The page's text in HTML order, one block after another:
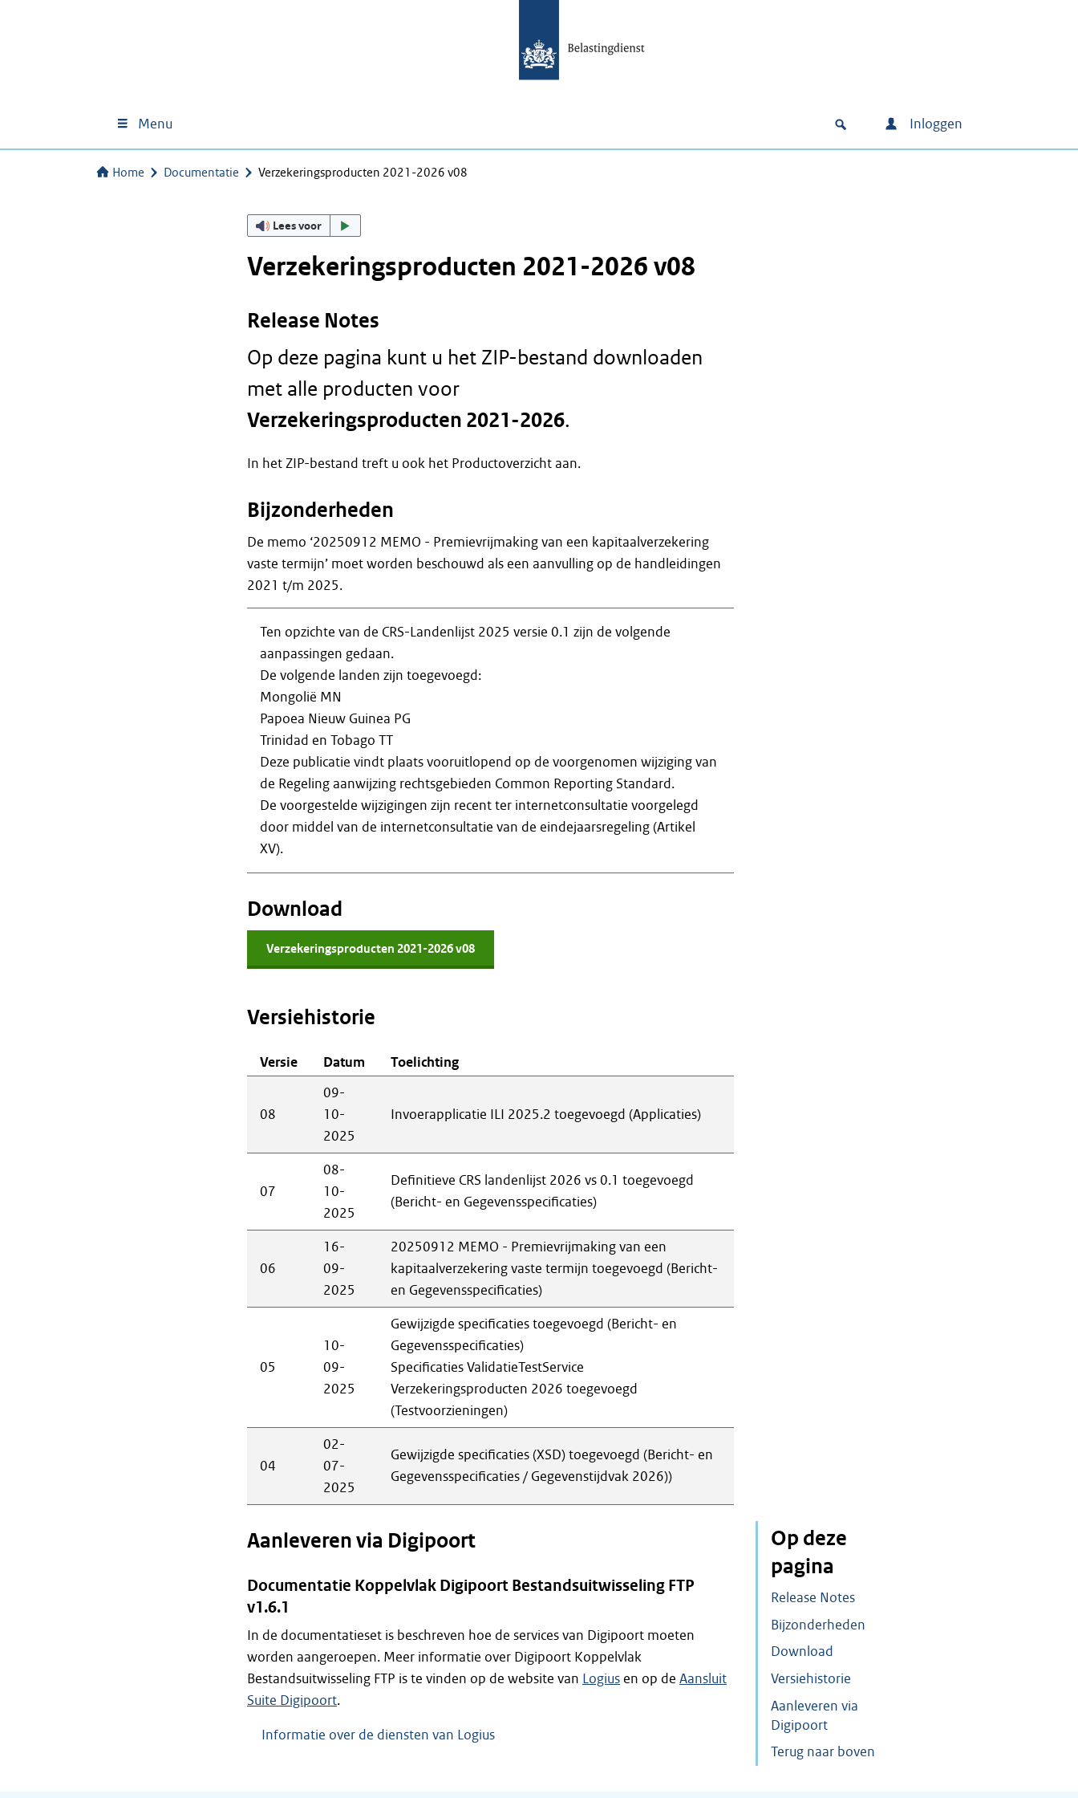
Menu Inloggen
Home Documentatie Verzekeringsproducten 2021-2026 v08
Op deze
pagina
Release Notes
Bijzonderheden
Download
Versiehistorie
Aanleveren via
Digipoort
Terug naar boven
Lees voor
Verzekeringsproducten 2021-2026 v08
Release Notes
Op deze pagina kunt u het ZIP-bestand downloaden
met alle producten voor
Verzekeringsproducten 2021-2026.
In het ZIP-bestand treft u ook het Productoverzicht aan.
Bijzonderheden
De memo ‘20250912 MEMO - Premievrijmaking van een kapitaalverzekering
vaste termijn’ moet worden beschouwd als een aanvulling op de handleidingen
2021 t/m 2025.
Ten opzichte van de CRS-Landenlijst 2025 versie 0.1 zijn de volgende
aanpassingen gedaan.
De volgende landen zijn toegevoegd:
Mongolië MN
Papoea Nieuw Guinea PG
Trinidad en Tobago TT
Deze publicatie vindt plaats vooruitlopend op de voorgenomen wijziging van
de Regeling aanwijzing rechtsgebieden Common Reporting Standard.
De voorgestelde wijzigingen zijn recent ter internetconsultatie voorgelegd
door middel van de internetconsultatie van de eindejaarsregeling (Artikel
XV).
Download
Verzekeringsproducten 2021-2026 v08
Versiehistorie
Versie Datum Toelichting
08
09-
10-
2025
Invoerapplicatie ILI 2025.2 toegevoegd (Applicaties)
07
08-
10-
2025
Definitieve CRS landenlijst 2026 vs 0.1 toegevoegd
(Bericht- en Gegevensspecificaties)
06
16-
09-
2025
20250912 MEMO - Premievrijmaking van een
kapitaalverzekering vaste termijn toegevoegd (Bericht-
en Gegevensspecificaties)
05
10-
09-
2025
Gewijzigde specificaties toegevoegd (Bericht- en
Gegevensspecificaties)
Specificaties ValidatieTestService
Verzekeringsproducten 2026 toegevoegd
(Testvoorzieningen)
04
02-
07-
2025
Gewijzigde specificaties (XSD) toegevoegd (Bericht- en
Gegevensspecificaties / Gegevenstijdvak 2026))
Aanleveren via Digipoort
Documentatie Koppelvlak Digipoort Bestandsuitwisseling FTP
v1.6.1
In de documentatieset is beschreven hoe de services van Digipoort moeten
worden aangeroepen. Meer informatie over Digipoort Koppelvlak
Bestandsuitwisseling FTP is te vinden op de website van Logiusen op de Aansluit
Suite Digipoort.
Informatie over de diensten van Logius